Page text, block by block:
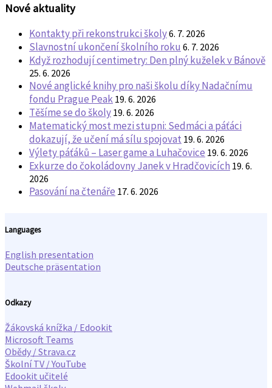
Nové aktuality
Kontakty při rekonstrukci školy6. 7. 2026
Slavnostní ukončení školního roku 6. 7. 2026
Když rozhodují centimetry: Den plný kuželek v Bánově
25. 6. 2026
Nové anglické knihy pro naši školu díky Nadačnímu
fondu Prague Peak 19. 6. 2026
Těšíme se do školy 19. 6. 2026
Matematický most mezi stupni: Sedmáci a páťáci
dokazují, že učení má sílu spojovat 19. 6. 2026
Výlety páťáků – Laser game a Luhačovice 19. 6. 2026
Exkurze do čokoládovny Janek v Hradčovicích 19. 6.
2026
Pasování na čtenáře 17. 6. 2026
Languages
English presentation
Deutsche präsentation
Odkazy
Žákovská knížka / Edookit
Microsoft Teams
Obědy / Strava.cz
Školní TV / YouTube
Edookit učitelé